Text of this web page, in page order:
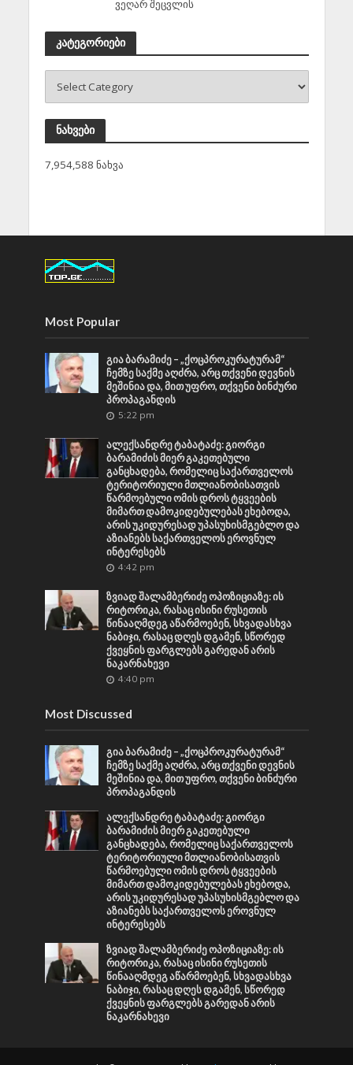
ვეღარ შეცვლის
კატეგორიები
ნახვები
7,954,588 ნახვა
Most Popular
გია ბარამიძე – „ქოცპროკურატურამ“
ჩემზე საქმე აღძრა, არც თქვენი დევნის
მეშინია და, მით უფრო, თქვენი ბინძური
პროპაგანდის
5:22 pm
ალექსანდრე ტაბატაძე: გიორგი
ბარამიძის მიერ გაკეთებული
განცხადება, რომელიც საქართველოს
ტერიტორიული მთლიანობისათვის
წარმოებული ომის დროს ტყვეების
მიმართ დამოკიდებულებას ეხებოდა,
არის უკიდურესად უპასუხისმგებლო და
აზიანებს საქართველოს ეროვნულ
ინტერესებს
4:42 pm
ზვიად შალამბერიძე ოპოზიციაზე: ის
რიტორიკა, რასაც ისინი რუსეთის
წინააღმდეგ აწარმოებენ, სხვადასხვა
ნაბიჯი, რასაც დღეს დგამენ, სწორედ
ქვეყნის ფარგლებს გარედან არის
ნაკარნახევი
4:40 pm
Most Discussed
გია ბარამიძე – „ქოცპროკურატურამ“
ჩემზე საქმე აღძრა, არც თქვენი დევნის
მეშინია და, მით უფრო, თქვენი ბინძური
პროპაგანდის
ალექსანდრე ტაბატაძე: გიორგი
ბარამიძის მიერ გაკეთებული
განცხადება, რომელიც საქართველოს
ტერიტორიული მთლიანობისათვის
წარმოებული ომის დროს ტყვეების
მიმართ დამოკიდებულებას ეხებოდა,
არის უკიდურესად უპასუხისმგებლო და
აზიანებს საქართველოს ეროვნულ
ინტერესებს
ზვიად შალამბერიძე ოპოზიციაზე: ის
რიტორიკა, რასაც ისინი რუსეთის
წინააღმდეგ აწარმოებენ, სხვადასხვა
ნაბიჯი, რასაც დღეს დგამენ, სწორედ
ქვეყნის ფარგლებს გარედან არის
ნაკარნახევი